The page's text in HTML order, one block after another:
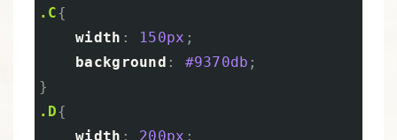
.C{
width : 150px ;
background : #9370db ;
}
.D{
width : 200px ;